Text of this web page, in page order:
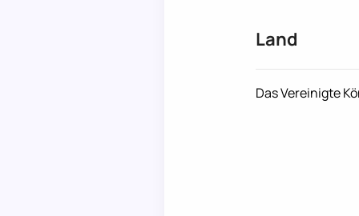
Land
Das Vereinigte